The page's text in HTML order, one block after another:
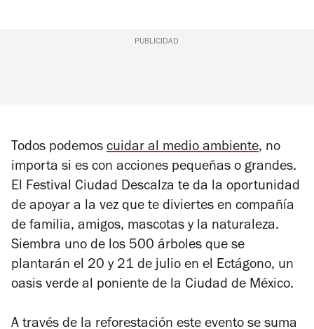
PUBLICIDAD
Todos podemos cuidar al medio ambiente, no
importa si es con acciones pequeñas o grandes.
El Festival Ciudad Descalza te da la oportunidad
de apoyar a la vez que te diviertes en compañía
de familia, amigos, mascotas y la naturaleza.
Siembra uno de los 500 árboles que se
plantarán el 20 y 21 de julio en el Ectágono, un
oasis verde al poniente de la Ciudad de México.
A través de la reforestación este evento se suma